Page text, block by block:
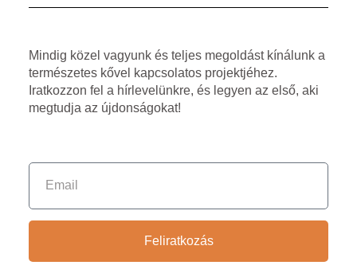
Mindig közel vagyunk és teljes megoldást kínálunk a
természetes kővel kapcsolatos projektjéhez.
Iratkozzon fel a hírlevelünkre, és legyen az első, aki
megtudja az újdonságokat!
Feliratkozás